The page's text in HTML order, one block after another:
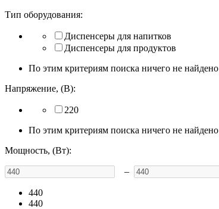
Тип оборудования:
Диспенсеры для напитков
Диспенсеры для продуктов
По этим критериям поиска ничего не найдено
Напряжение, (В):
220
По этим критериям поиска ничего не найдено
Мощность, (Вт):
–
440
440